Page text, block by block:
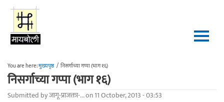
Skip to main content
You are here:मुख्यपृष्ठ / निसर्गाच्या गप्पा (भाग १६)
निसर्गाच्या गप्पा (भाग १६)
Submitted byजागू-प्राजक्ता-...on 11 October, 2013 - 03:53